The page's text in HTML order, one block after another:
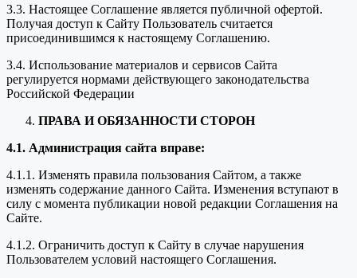
3.3. Настоящее Соглашение является публичной офертой.
Получая доступ к Сайту Пользователь считается
присоединившимся к настоящему Соглашению.
3.4. Использование материалов и сервисов Сайта
регулируется нормами действующего законодательства
Российской Федерации
ПРАВА И ОБЯЗАННОСТИ СТОРОН
4.1. Администрация сайта вправе:
4.1.1. Изменять правила пользования Сайтом, а также
изменять содержание данного Сайта. Изменения вступают в
силу с момента публикации новой редакции Соглашения на
Сайте.
4.1.2. Ограничить доступ к Сайту в случае нарушения
Пользователем условий настоящего Соглашения.